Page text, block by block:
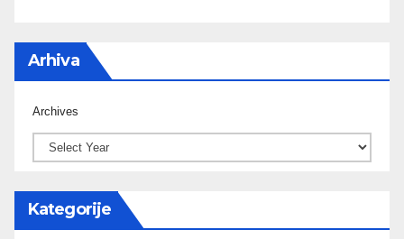
Arhiva
Archives
Kategorije